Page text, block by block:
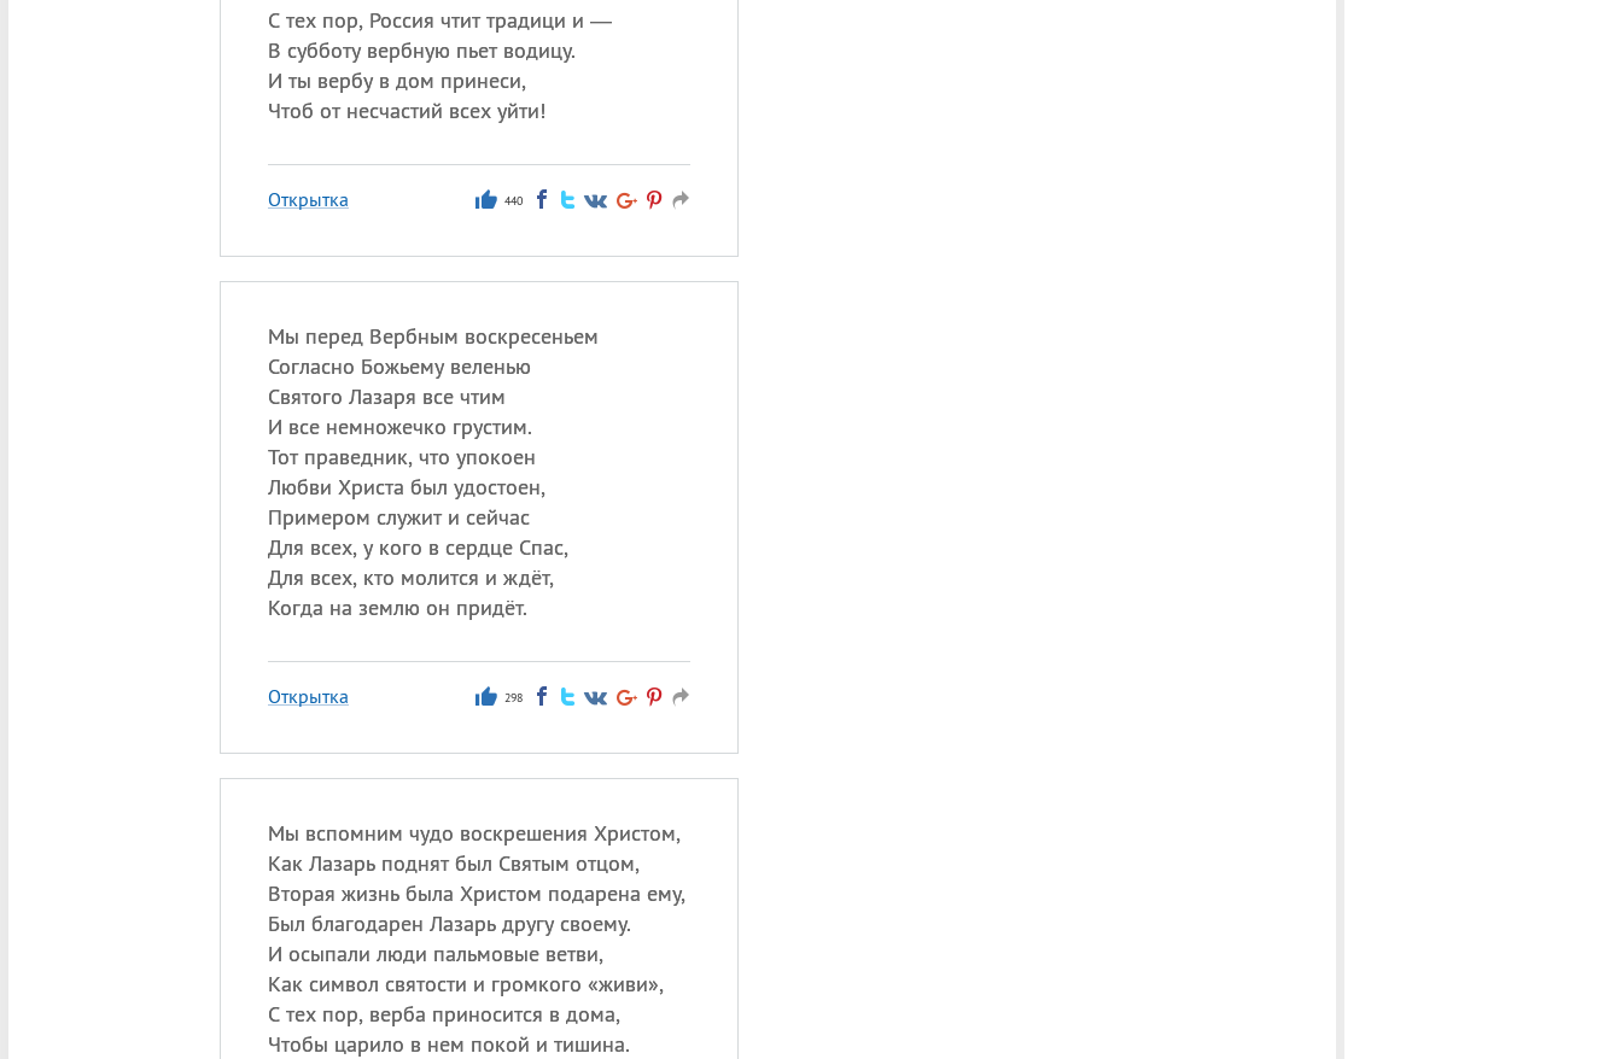
С тех пор, Россия чтит традици и —
В субботу вербную пьет водицу.
И ты вербу в дом принеси,
Чтоб от несчастий всех уйти!
Открытка 440
Мы перед Вербным воскресеньем
Согласно Божьему веленью
Святого Лазаря все чтим
И все немножечко грустим.
Тот праведник, что упокоен
Любви Христа был удостоен,
Примером служит и сейчас
Для всех, у кого в сердце Спас,
Для всех, кто молится и ждёт,
Когда на землю он придёт.
Открытка 298
Мы вспомним чудо воскрешения Христом,
Как Лазарь поднят был Святым отцом,
Вторая жизнь была Христом подарена ему,
Был благодарен Лазарь другу своему.
И осыпали люди пальмовые ветви,
Как символ святости и громкого «живи»,
С тех пор, верба приносится в дома,
Чтобы царило в нем покой и тишина.